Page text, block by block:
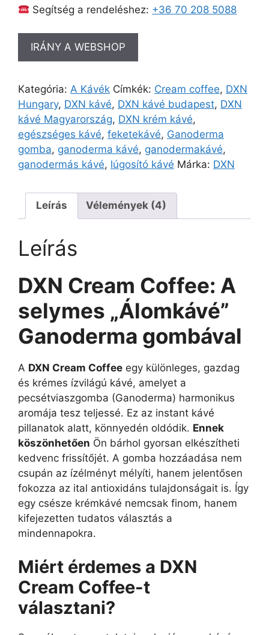
Segítség a rendeléshez: +36 70 208 5088
IRÁNY A WEBSHOP
Kategória: A Kávék Címkék: Cream coffee, DXN
Hungary, DXN kávé, DXN kávé budapest, DXN
kávé Magyarország, DXN krém kávé,
egészséges kávé, feketekávé, Ganoderma
gomba, ganoderma kávé, ganodermakávé,
ganodermás kávé, lúgosító kávé Márka: DXN
Leírás Vélemények (4)
Leírás
DXN Cream Coffee: A
selymes „Álomkávé”
Ganoderma gombával
A DXN Cream Coffee egy különleges, gazdag
és krémes ízvilágú kávé, amelyet a
pecsétviaszgomba (Ganoderma) harmonikus
aromája tesz teljessé. Ez az instant kávé
pillanatok alatt, könnyedén oldódik. Ennek
köszönhetően Ön bárhol gyorsan elkészítheti
kedvenc frissítőjét. A gomba hozzáadása nem
csupán az ízélményt mélyíti, hanem jelentősen
fokozza az ital antioxidáns tulajdonságait is. Így
egy csésze krémkávé nemcsak finom, hanem
kifejezetten tudatos választás a
mindennapokra.
Miért érdemes a DXN
Cream Coffee-t
választani?